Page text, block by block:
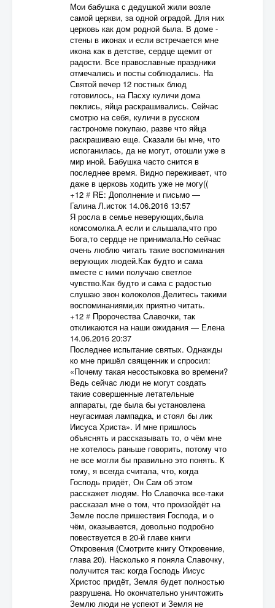
Мои бабушка с дедушкой жили возле
самой церкви, за одной оградой. Для них
церковь как дом родной была. В доме -
стены в иконах и если встречается мне
икона как в детстве, сердце щемит от
радости. Все православные праздники
отмечались и посты соблюдались. На
Святой вечер 12 постных блюд
готовилось, на Пасху куличи дома
пеклись, яйца раскрашивались. Сейчас
смотрю на себя, куличи в русском
гастрономе покупаю, разве что яйца
раскрашиваю еще. Сказали бы мне, что
испоганилась, да не могут, отошли уже в
мир иной. Бабушка часто снится в
последнее время. Видно переживает, что
даже в церковь ходить уже не могу((
+12 # RE: Дополнение и письмо—
Галина Л.исток 14.06.2016 13:57
Я росла в семье неверующих,была
комсомолка.А если и слышала,что про
Бога,то сердце не принимала.Но сейчас
очень люблю читать такие воспоминания
верующих людей.Как будто и сама
вместе с ними получаю светлое
чувство.Как будто и сама с радостью
слушаю звон колоколов.Делитесь такими
воспоминаниями,их приятно читать.
+12 # Пророчества Славочки, так
откликаются на наши ожидания— Елена
14.06.2016 20:37
Последнее испытание святых. Однажды
ко мне пришёл священник и спросил:
«Почему такая несостыковка во времени?
Ведь сейчас люди не могут создать
такие совершенные летательные
аппараты, где была бы установлена
неугасимая лампадка, и стоял бы лик
Иисуса Христа». И мне пришлось
объяснять и рассказывать то, о чём мне
не хотелось раньше говорить, потому что
не все могли бы правильно это понять. К
тому, я всегда считала, что, когда
Господь придёт, Он Сам об этом
расскажет людям. Но Славочка все-таки
рассказал мне о том, что произойдёт на
Земле после пришествия Господа, и о
чём, оказывается, довольно подробно
повествуется в 20-й главе книги
Откровения (Смотрите книгу Откровение,
глава 20). Насколько я поняла Славочку,
получится так: когда Господь Иисус
Христос придёт, Земля будет полностью
разрушена. Но окончательно уничтожить
Землю люди не успеют и Земля не